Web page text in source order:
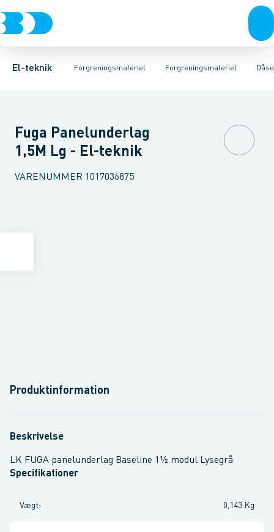
El-teknik Forgreningsmateriel
Afbrydere, stikkontakter & lampeudtagForgreningsmateriel
Forgreningsmateriel
KabelgennemføringsmaterielRækkeklemmerTilslutning og
Pakningssæt til installationsbokse KlemkasseAfstandsringe
Fuga Panelunderlag
1,5M Lg - El-teknik
VARENUMMER 1017036875
Produktinformation
Beskrivelse
LK FUGA panelunderlag Baseline 1½ modul Lysegrå
Specifikationer
Vægt: 0,143 Kg